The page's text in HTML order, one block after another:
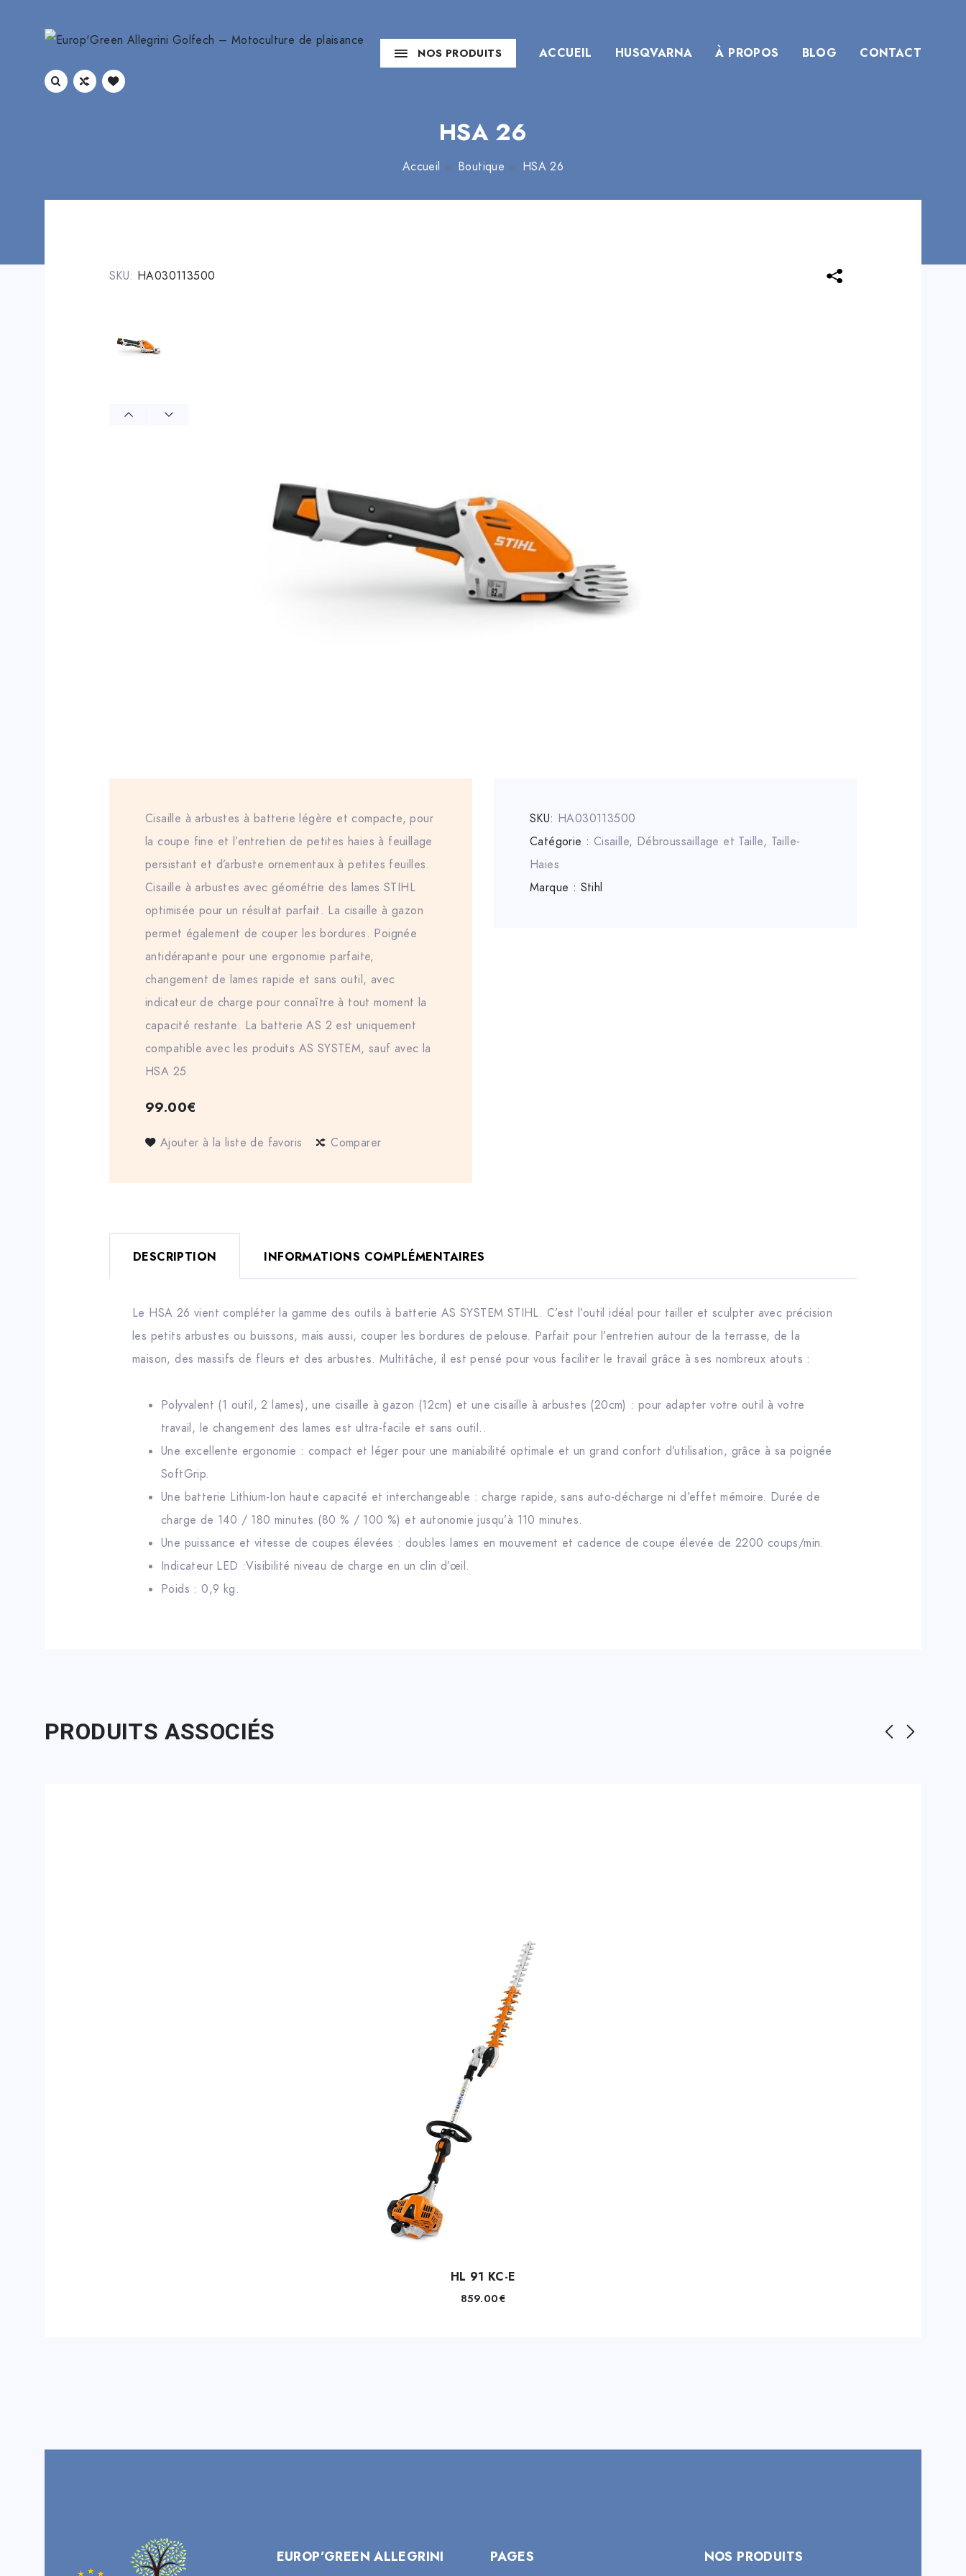
NOS PRODUITS ACCUEIL HUSQVARNA À PROPOS BLOG CONTACT
HSA 26
Accueil Boutique HSA 26
SKU: HA030113500
Cisaille à arbustes à batterie légère et compacte, pour
la coupe fine et l’entretien de petites haies à feuillage
persistant et d’arbuste ornementaux à petites feuilles.
Cisaille à arbustes avec géométrie des lames STIHL
optimisée pour un résultat parfait. La cisaille à gazon
permet également de couper les bordures. Poignée
antidérapante pour une ergonomie parfaite,
changement de lames rapide et sans outil, avec
indicateur de charge pour connaître à tout moment la
capacité restante. La batterie AS 2 est uniquement
compatible avec les produits AS SYSTEM, sauf avec la
HSA 25.
99.00€
Ajouter à la liste de favoris Comparer
SKU: HA030113500
Catégorie : Cisaille, Débroussaillage et Taille, Taille-
Haies
Marque : Stihl
DESCRIPTION INFORMATIONS COMPLÉMENTAIRES
Le HSA 26 vient compléter la gamme des outils à batterie AS SYSTEM STIHL. C’est l’outil idéal pour tailler et sculpter avec précision
les petits arbustes ou buissons, mais aussi, couper les bordures de pelouse. Parfait pour l’entretien autour de la terrasse, de la
maison, des massifs de fleurs et des arbustes. Multitâche, il est pensé pour vous faciliter le travail grâce à ses nombreux atouts :
Polyvalent (1 outil, 2 lames), une cisaille à gazon (12cm) et une cisaille à arbustes (20cm) : pour adapter votre outil à votre
travail, le changement des lames est ultra-facile et sans outil..
Une excellente ergonomie : compact et léger pour une maniabilité optimale et un grand confort d’utilisation, grâce à sa poignée
SoftGrip.
Une batterie Lithium-Ion haute capacité et interchangeable : charge rapide, sans auto-décharge ni d’effet mémoire. Durée de
charge de 140 / 180 minutes (80 % / 100 %) et autonomie jusqu’à 110 minutes.
Une puissance et vitesse de coupes élevées : doubles lames en mouvement et cadence de coupe élevée de 2200 coups/min.
Indicateur LED :Visibilité niveau de charge en un clin d’œil.
Poids : 0,9 kg.
PRODUITS ASSOCIÉS
HL 91 KC-E
859.00€
EUROP’GREEN ALLEGRINI PAGES NOS PRODUITS